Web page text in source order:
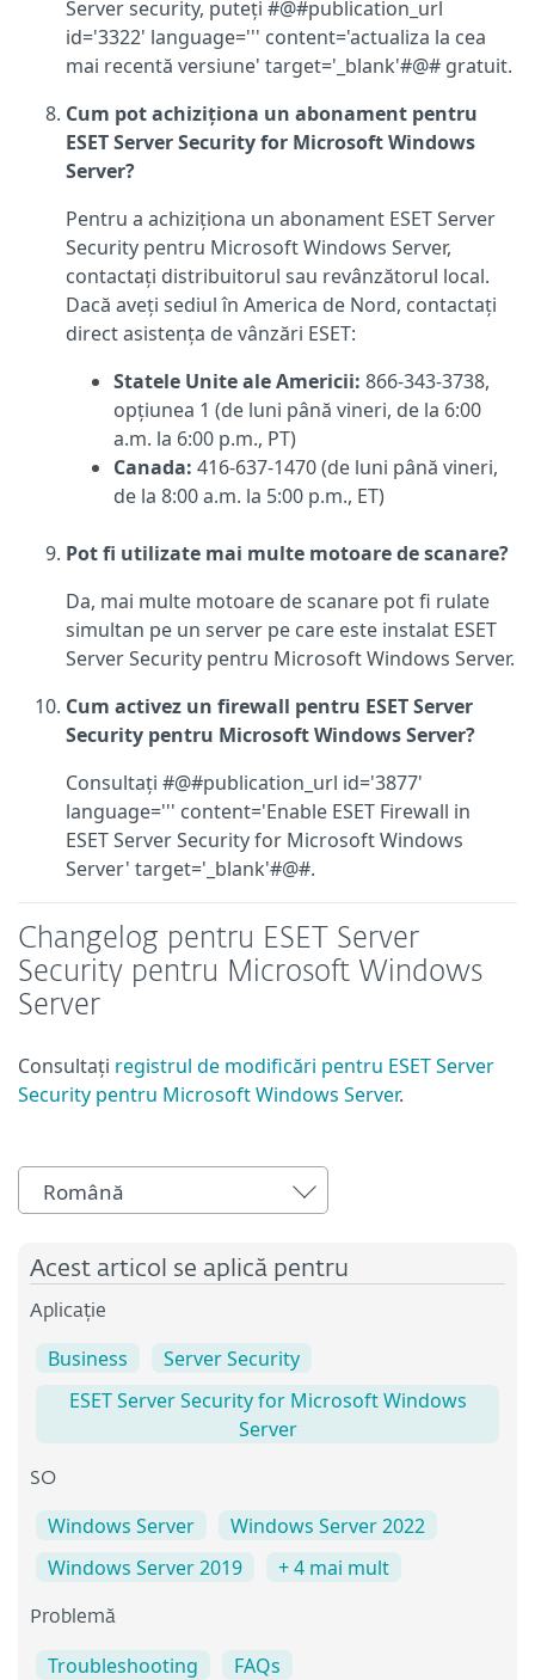
Server security, puteți #@#publication_url
id='3322' language=''' content='actualiza la cea
mai recentă versiune' target='_blank'#@# gratuit.
Cum pot achiziționa un abonament pentru
ESET Server Security for Microsoft Windows
Server?
Pentru a achiziționa un abonament ESET Server
Security pentru Microsoft Windows Server,
contactați distribuitorul sau revânzătorul local.
Dacă aveți sediul în America de Nord, contactați
direct asistența de vânzări ESET:
Statele Unite ale Americii: 866-343-3738,
opțiunea 1 (de luni până vineri, de la 6:00
a.m. la 6:00 p.m., PT)
Canada: 416-637-1470 (de luni până vineri,
de la 8:00 a.m. la 5:00 p.m., ET)
Pot fi utilizate mai multe motoare de scanare?
Da, mai multe motoare de scanare pot fi rulate
simultan pe un server pe care este instalat ESET
Server Security pentru Microsoft Windows Server.
Cum activez un firewall pentru ESET Server
Security pentru Microsoft Windows Server?
Consultați #@#publication_url id='3877'
language=''' content='Enable ESET Firewall in
ESET Server Security for Microsoft Windows
Server' target='_blank'#@#.
Changelog pentru ESET Server
Security pentru Microsoft Windows
Server
Consultați registrul de modificări pentru ESET Server
Security pentru Microsoft Windows Server.
Română
Acest articol se aplică pentru
Aplicație
Business
Server Security
ESET Server Security for Microsoft Windows
Server
SO
Windows Server
Windows Server 2022
Windows Server 2019
+ 4 mai mult
Problemă
Troubleshooting FAQs